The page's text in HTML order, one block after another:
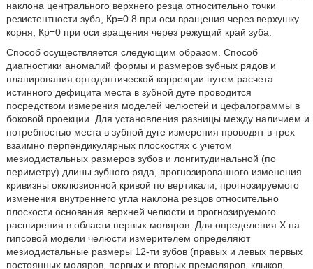
наклона центрального верхнего резца относительно точки
резистентности зуба, Кр=0.8 при оси вращения через верхушку
корня, Кр=0 при оси вращения через режущий край зуба.
Способ осуществляется следующим образом. Способ
диагностики аномалий формы и размеров зубных рядов и
планирования ортодонтической коррекции путем расчета
истинного дефицита места в зубной дуге проводится
посредством измерения моделей челюстей и цефалограммы в
боковой проекции. Для установления разницы между наличием и
потребностью места в зубной дуге измерения проводят в трех
взаимно перпендикулярных плоскостях с учетом
мезиодистальных размеров зубов и лонгитудинальной (по
периметру) длины зубного ряда, прогнозированного изменения
кривизны окклюзионной кривой по вертикали, прогнозируемого
изменения внутреннего угла наклона резцов относительно
плоскости основания верхней челюсти и прогнозируемого
расширения в области первых моляров. Для определения X на
гипсовой модели челюсти измерителем определяют
мезиодистальные размеры 12-ти зубов (правых и левых первых
постоянных моляров, первых и вторых премоляров, клыков,